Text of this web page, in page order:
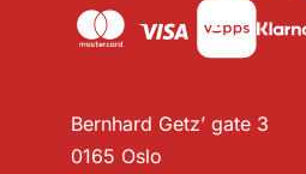
Bernhard Getz’ gate 3
0165 Oslo